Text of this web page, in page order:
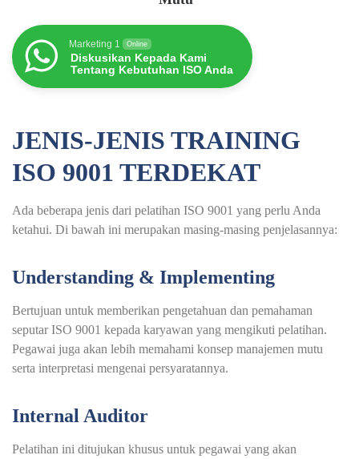
Marketing 1 Online
Diskusikan Kepada Kami
Tentang Kebutuhan ISO Anda
JENIS-JENIS TRAINING
ISO 9001 TERDEKAT
Ada beberapa jenis dari pelatihan ISO 9001 yang perlu Anda
ketahui. Di bawah ini merupakan masing-masing penjelasannya:
Understanding & Implementing
Bertujuan untuk memberikan pengetahuan dan pemahaman
seputar ISO 9001 kepada karyawan yang mengikuti pelatihan.
Pegawai juga akan lebih memahami konsep manajemen mutu
serta interpretasi mengenai persyaratannya.
Internal Auditor
Pelatihan ini ditujukan khusus untuk pegawai yang akan